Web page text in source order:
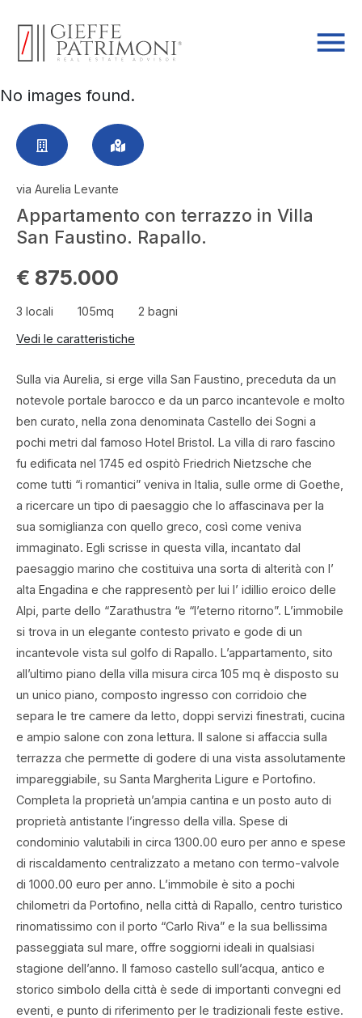
No images found.
via Aurelia Levante
Appartamento con terrazzo in Villa
San Faustino. Rapallo.
€ 875.000
3 locali 105mq
2 bagni
Vedi le caratteristiche
Sulla via Aurelia, si erge villa San Faustino, preceduta da un
notevole portale barocco e da un parco incantevole e molto
ben curato, nella zona denominata Castello dei Sogni a
pochi metri dal famoso Hotel Bristol. La villa di raro fascino
fu edificata nel 1745 ed ospitò Friedrich Nietzsche che
come tutti “i romantici” veniva in Italia, sulle orme di Goethe,
a ricercare un tipo di paesaggio che lo affascinava per la
sua somiglianza con quello greco, così come veniva
immaginato. Egli scrisse in questa villa, incantato dal
paesaggio marino che costituiva una sorta di alterità con l’
alta Engadina e che rappresentò per lui l’ idillio eroico delle
Alpi, parte dello “Zarathustra “e “l’eterno ritorno”. L’immobile
si trova in un elegante contesto privato e gode di un
incantevole vista sul golfo di Rapallo. L’appartamento, sito
all’ultimo piano della villa misura circa 105 mq è disposto su
un unico piano, composto ingresso con corridoio che
separa le tre camere da letto, doppi servizi finestrati, cucina
e ampio salone con zona lettura. Il salone si affaccia sulla
terrazza che permette di godere di una vista assolutamente
impareggiabile, su Santa Margherita Ligure e Portofino.
Completa la proprietà un’ampia cantina e un posto auto di
proprietà antistante l’ingresso della villa. Spese di
condominio valutabili in circa 1300.00 euro per anno e spese
di riscaldamento centralizzato a metano con termo-valvole
di 1000.00 euro per anno. L’immobile è sito a pochi
chilometri da Portofino, nella città di Rapallo, centro turistico
rinomatissimo con il porto “Carlo Riva” e la sua bellissima
passeggiata sul mare, offre soggiorni ideali in qualsiasi
stagione dell’anno. Il famoso castello sull’acqua, antico e
storico simbolo della città è sede di importanti convegni ed
eventi, e punto di riferimento per le tradizionali feste estive.